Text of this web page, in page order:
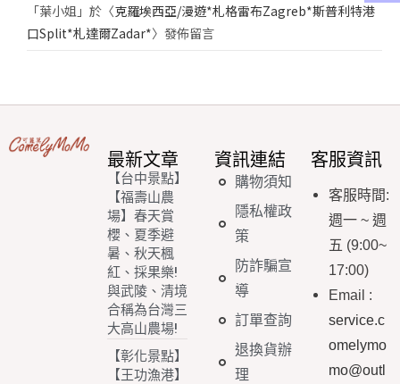
「葉小姐 」於〈克羅埃西亞/漫遊*札格雷布Zagreb*斯普利特港
口Split*札達爾Zadar*〉發佈留言
最新文章
【台中景點】
【福壽山農
場】春天賞
櫻、夏季避
暑、秋天楓
紅、採果樂!
與武陵、清境
合稱為台灣三
大高山農場!
【彰化景點】
【王功漁港】
資訊連結
購物須知
隱私權政
策
防詐騙宣
導
訂單查詢
退換貨辦
理
客服資訊
客服時間:
週一 ~ 週
五 (9:00~
17:00)
Email :
service.c
omelymo
mo@outl